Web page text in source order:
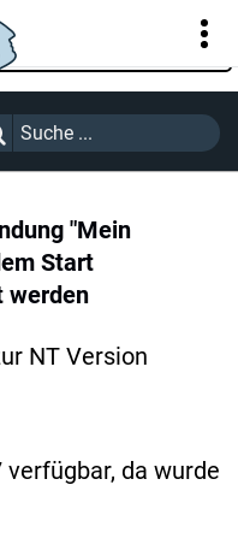
"Mein
Start
werden
NT Version
da wurde